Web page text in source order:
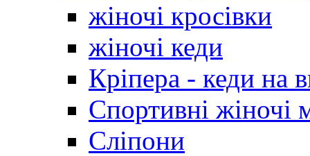
жіночі кросівки
жіночі кеди
Кріпера - кеди на
Спортивні жіночі
Сліпони